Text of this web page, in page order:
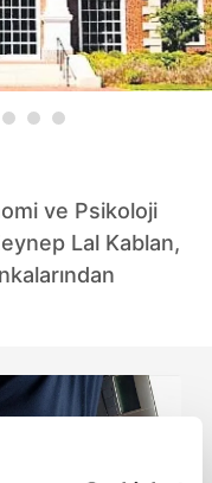
ve Psikoloji
Lal Kablan,